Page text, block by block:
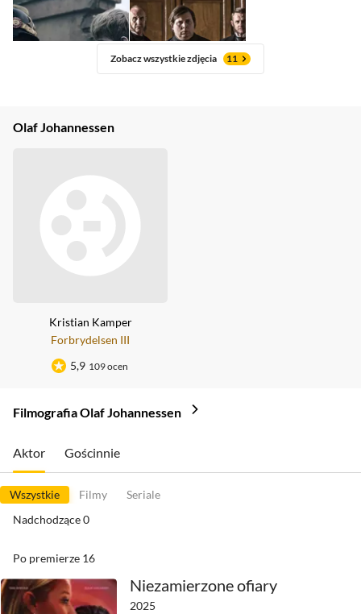
Zobacz wszystkie zdjęcia 11
Olaf Johannessen
Kristian Kamper
Forbrydelsen III
5,9 109 ocen
Filmografia Olaf Johannessen
Aktor Gościnnie
Wszystkie Filmy
Seriale
Nadchodzące0
Po premierze 16
Niezamierzone ofiary
2025